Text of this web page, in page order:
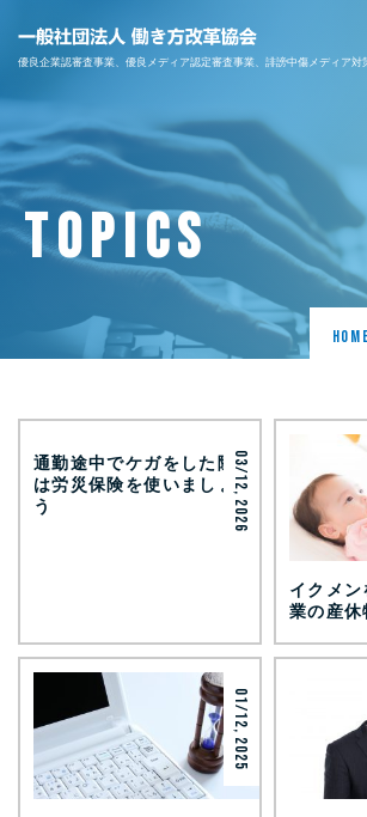
優良企業認審査事業、優良メディア認定審査事業、誹謗中傷メディア対
TOPICS
03/12, 2026
通勤途中でケガをした際
は労災保険を使いましょ
う
イクメ
業の産休
01/12, 2025